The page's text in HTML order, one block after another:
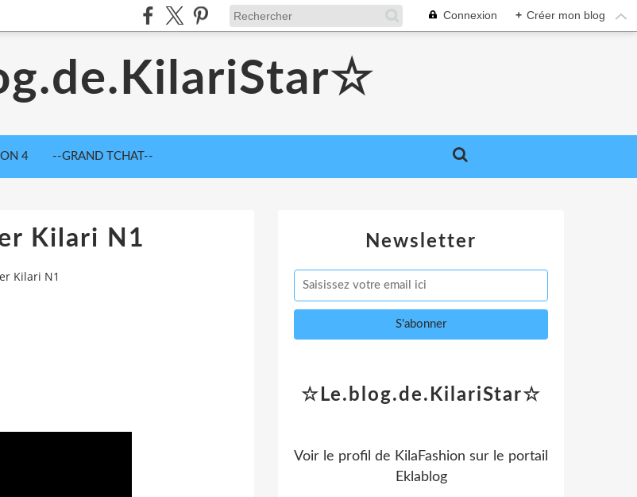
Connexion + Créer mon blog
4 --GRAND TCHAT--
Kilari N1
Kilari N1
Newsletter
☆Le.blog.de.KilariStar☆
Voir le profil de KilaFashion sur le portail
Eklablog